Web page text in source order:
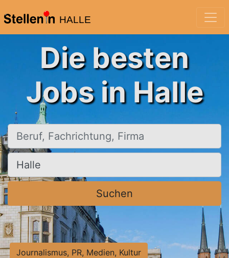
HALLE
Die besten
Jobs in Halle
Beruf, Fachrichtung, Firma
Ort, Stadt
Suchen
Journalismus, PR, Medien, Kultur